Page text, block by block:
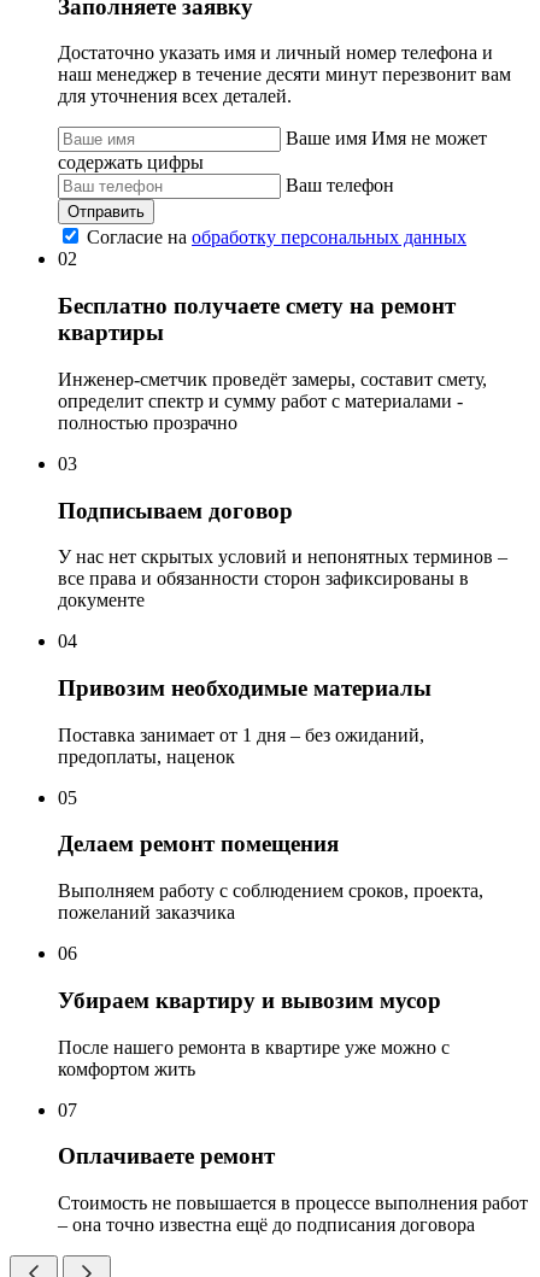
Заполняете заявку
Достаточно указать имя и личный номер телефона и
наш менеджер в течение десяти минут перезвонит вам
для уточнения всех деталей.
Ваше имя Имя не может
содержать цифры
Ваш телефон
Отправить
Согласие на обработку персональных данных
02
Бесплатно получаете смету на ремонт
квартиры
Инженер-сметчик проведёт замеры, составит смету,
определит спектр и сумму работ с материалами -
полностью прозрачно
03
Подписываем договор
У нас нет скрытых условий и непонятных терминов –
все права и обязанности сторон зафиксированы в
документе
04
Привозим необходимые материалы
Поставка занимает от 1 дня – без ожиданий,
предоплаты, наценок
05
Делаем ремонт помещения
Выполняем работу с соблюдением сроков, проекта,
пожеланий заказчика
06
Убираем квартиру и вывозим мусор
После нашего ремонта в квартире уже можно с
комфортом жить
07
Оплачиваете ремонт
Стоимость не повышается в процессе выполнения работ
– она точно известна ещё до подписания договора